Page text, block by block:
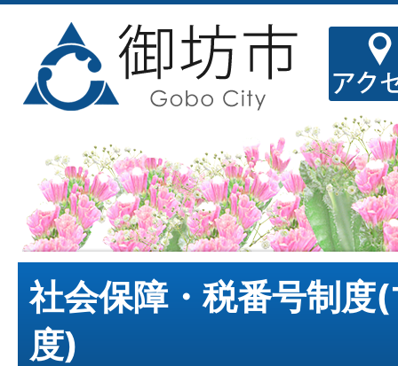
社会保障・税番号制度
度)